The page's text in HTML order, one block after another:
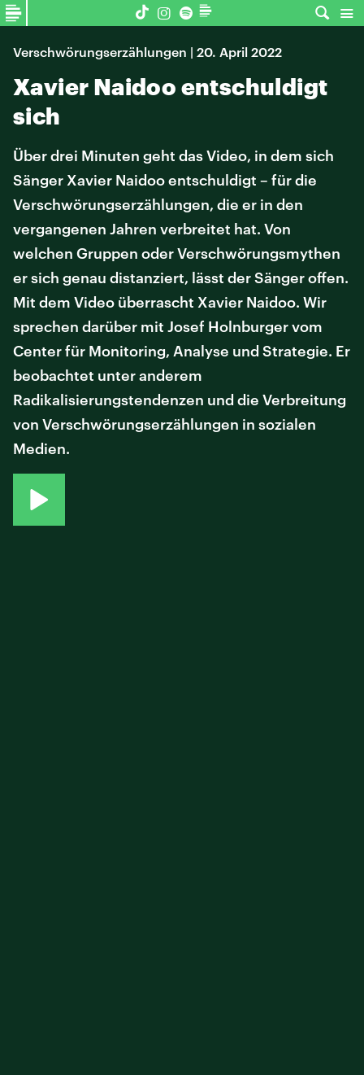
Verschwörungserzählungen | 20. April 2022
Xavier Naidoo entschuldigt
sich
Über drei Minuten geht das Video, in dem sich
Sänger Xavier Naidoo entschuldigt – für die
Verschwörungserzählungen, die er in den
vergangenen Jahren verbreitet hat. Von
welchen Gruppen oder Verschwörungsmythen
er sich genau distanziert, lässt der Sänger offen.
Mit dem Video überrascht Xavier Naidoo. Wir
sprechen darüber mit Josef Holnburger vom
Center für Monitoring, Analyse und Strategie. Er
beobachtet unter anderem
Radikalisierungstendenzen und die Verbreitung
von Verschwörungserzählungen in sozialen
Medien.